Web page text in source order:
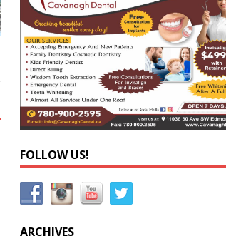
FOLLOW US!
ARCHIVES